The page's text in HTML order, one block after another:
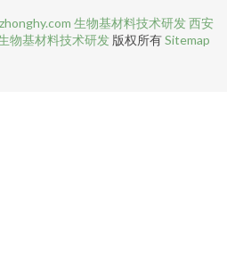
生物基材料技术研发西安
物基材料技术研发 版权所有Sitemap